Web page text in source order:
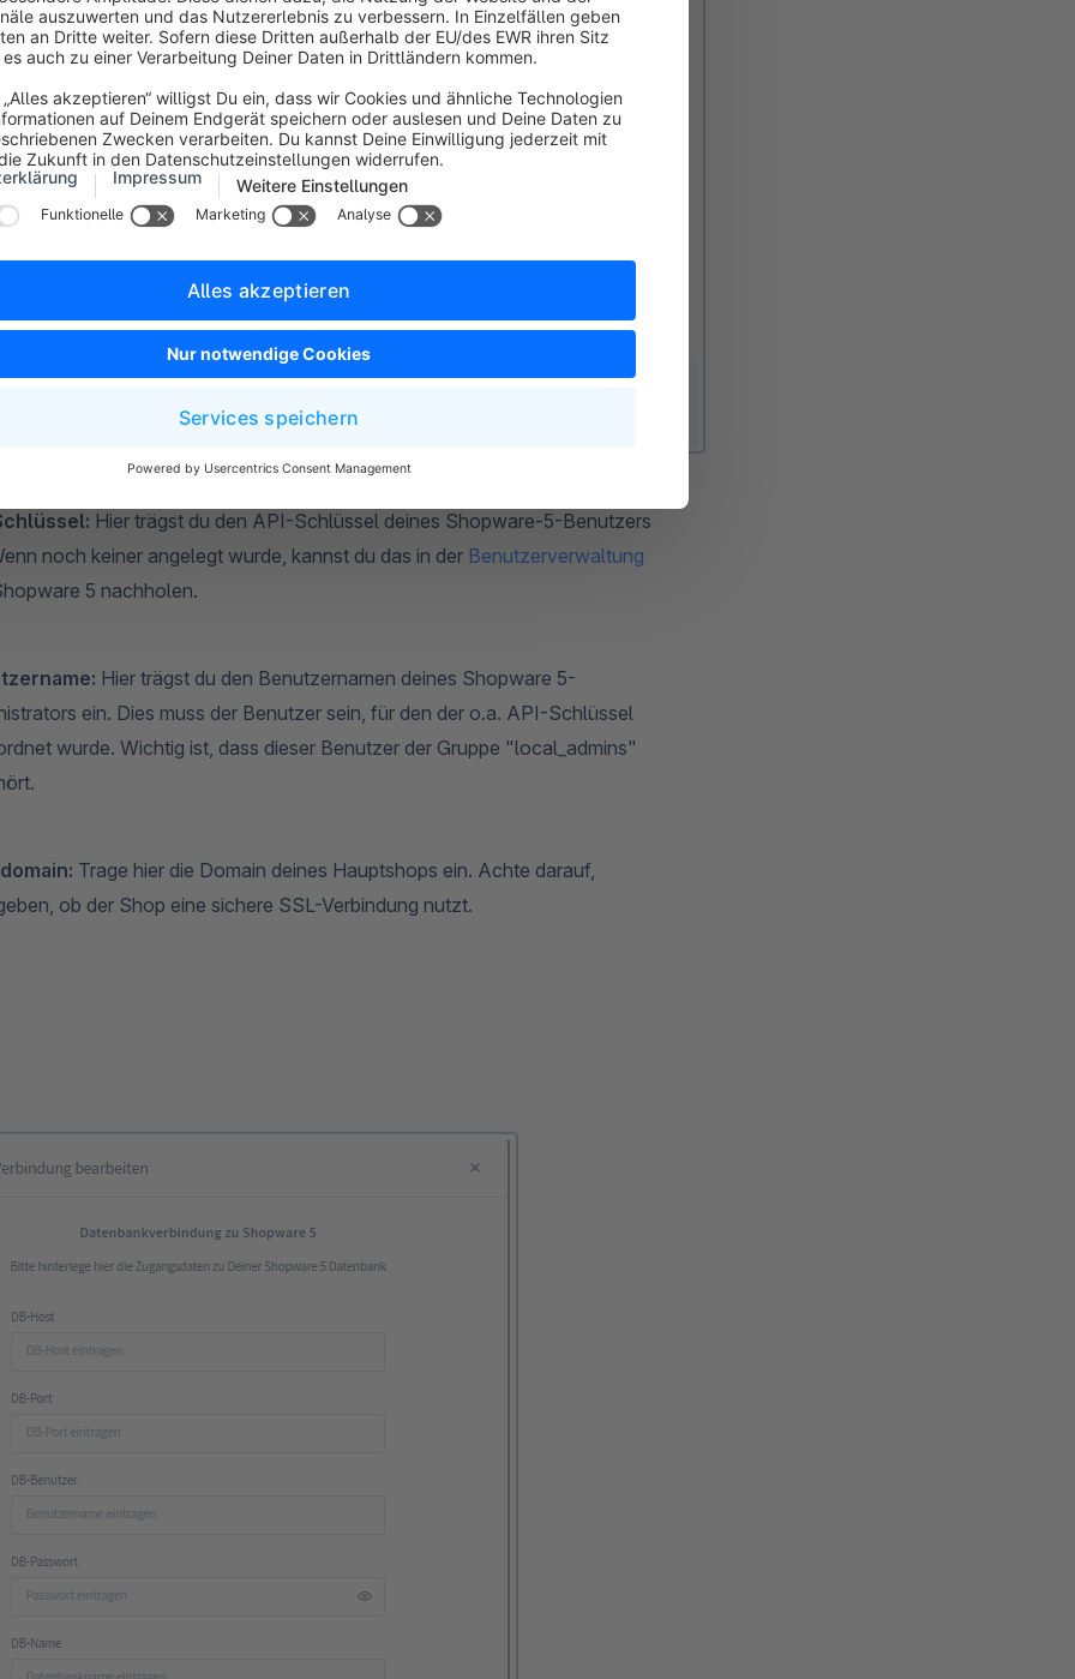
Hier trägst du den API-Schlüssel deines Shopware-5-Benutzers
noch keiner angelegt wurde, kannst du das in der Benutzerverwaltung
5 nachholen.
Hier trägst du den Benutzernamen deines Shopware 5-
ein. Dies muss der Benutzer sein, für den der o.a. API-Schlüssel
wurde. Wichtig ist, dass dieser Benutzer der Gruppe "local_admins"
Trage hier die Domain deines Hauptshops ein. Achte darauf,
ob der Shop eine sichere SSL-Verbindung nutzt.